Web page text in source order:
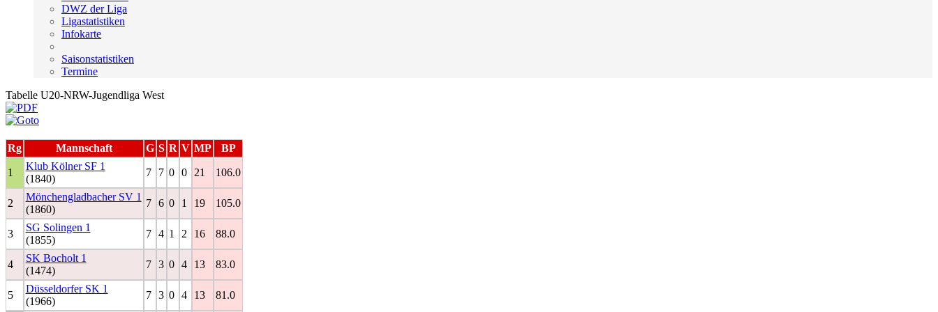
DWZ der Liga
Ligastatistiken
Infokarte
Saisonstatistiken
Termine
Tabelle U20-NRW-Jugendliga West
Rg Mannschaft G S R V MP BP
1
Klub Kölner SF 1
(1840)
7 7 0 0 21 106.0
2
Mönchengladbacher SV 1
(1860)
7 6 0 1 19 105.0
3
SG Solingen 1
(1855)
7 4 1 2 16 88.0
4
SK Bocholt 1
(1474)
7 3 0 4 13 83.0
5
Düsseldorfer SK 1
(1966)
7 3 0 4 13 81.0